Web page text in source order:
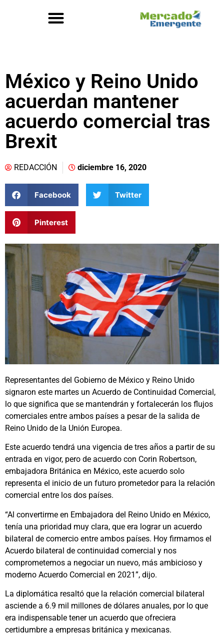
México y Reino Unido
acuerdan mantener
acuerdo comercial tras
Brexit
REDACCIÓN diciembre 16, 2020
Facebook Twitter
Pinterest
Representantes del Gobierno de México y Reino Unido
signaron este martes un Acuerdo de Continuidad Comercial,
lo que significa que se mantendrán y fortalecerán los flujos
comerciales entre ambos países a pesar de la salida de
Reino Unido de la Unión Europea.
Este acuerdo tendrá una vigencia de tres años a partir de su
entrada en vigor, pero de acuerdo con Corin Robertson,
embajadora Británica en México, este acuerdo solo
representa el inicio de un futuro prometedor para la relación
comercial entre los dos países.
“Al convertirme en Embajadora del Reino Unido en México,
tenía una prioridad muy clara, que era lograr un acuerdo
bilateral de comercio entre ambos países. Hoy firmamos el
Acuerdo bilateral de continuidad comercial y nos
comprometemos a negociar un nuevo, más ambicioso y
moderno Acuerdo Comercial en 2021”, dijo.
La diplomática resaltó que la relación comercial bilateral
asciende a 6.9 mil millones de dólares anuales, por lo que
era indispensable tener un acuerdo que ofreciera
certidumbre a empresas británica y mexicanas.